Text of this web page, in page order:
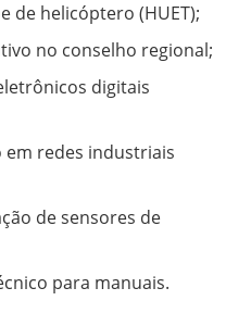
de helicóptero (HUET);
no conselho regional;
digitais
redes industriais
de sensores de
para manuais.